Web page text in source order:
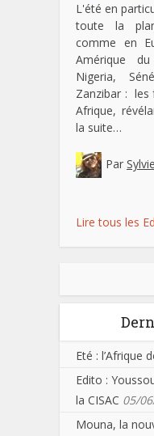
L'été en
toute la
comme en
Amérique
Nigeria,
Zanzibar : les
Afrique,
la suite…
Par
Lire tous les
Eté : l’Afrique
Edito :
la CISAC 05/
Mouna, la